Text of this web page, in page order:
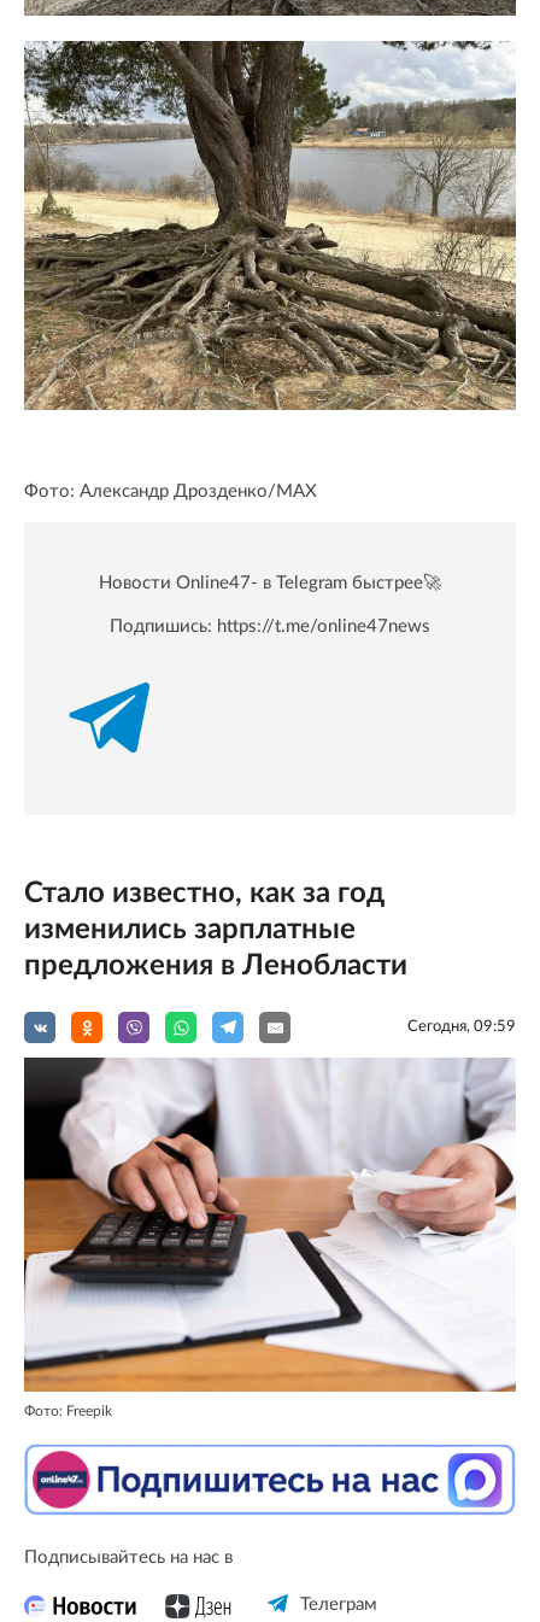
Фото: Александр Дрозденко/MAX
Новости Online47- в Telegram быстрее🚀
Подпишись: https://t.me/online47news
Стало известно, как за год
изменились зарплатные
предложения в Ленобласти
Сегодня, 09:59
Фото: Freepik
Подписывайтесь на нас в
Телеграм